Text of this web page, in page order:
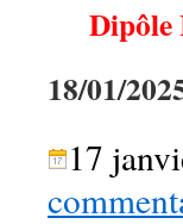
Dipôle
18/01/
17